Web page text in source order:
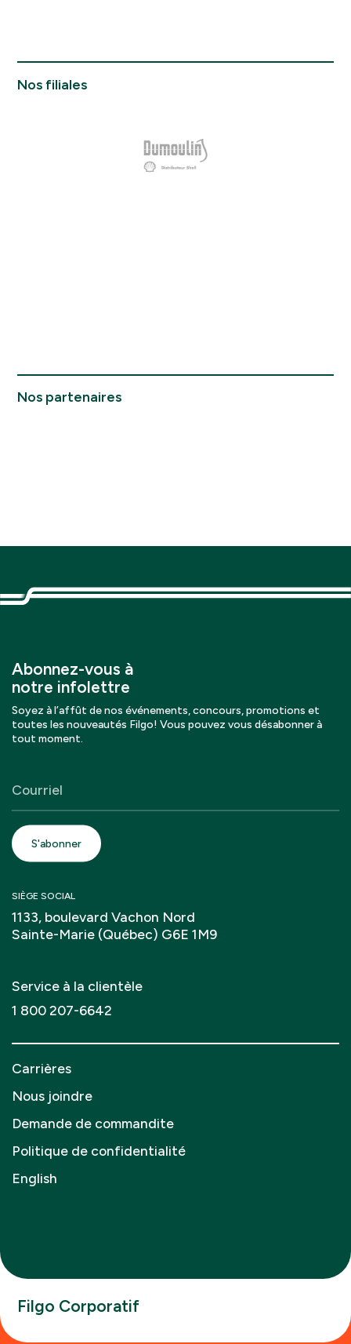
Nos filiales
Nos partenaires
Abonnez-vous à
notre infolettre
Soyez à l’affût de nos événements, concours, promotions et
toutes les nouveautés Filgo! Vous pouvez vous désabonner à
tout moment.
SIÈGE SOCIAL
1133, boulevard Vachon Nord
Sainte-Marie (Québec) G6E 1M9
Service à la clientèle
1 800 207-6642
Carrières
Nous joindre
Demande de commandite
Politique de confidentialité
English
Filgo Corporatif